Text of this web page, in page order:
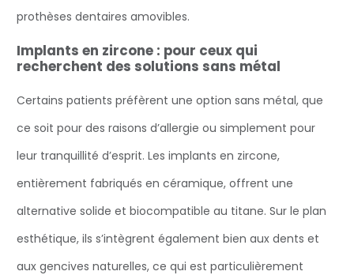
prothèses dentaires amovibles.
Implants en zircone : pour ceux qui
recherchent des solutions sans métal
Certains patients préfèrent une option sans métal, que
ce soit pour des raisons d’allergie ou simplement pour
leur tranquillité d’esprit. Les implants en zircone,
entièrement fabriqués en céramique, offrent une
alternative solide et biocompatible au titane. Sur le plan
esthétique, ils s’intègrent également bien aux dents et
aux gencives naturelles, ce qui est particulièrement